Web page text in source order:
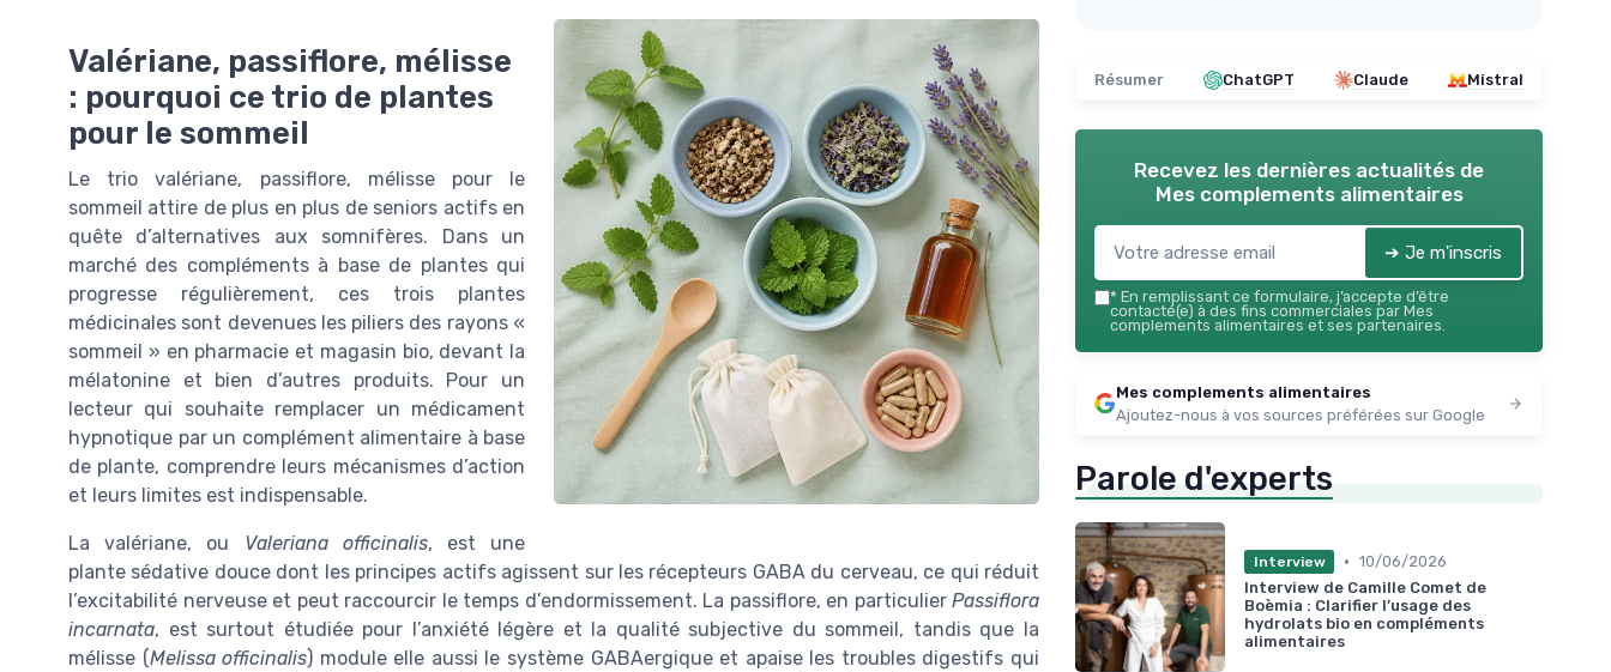
Valériane, passiflore, mélisse
: pourquoi ce trio de plantes
pour le sommeil
Le trio valériane, passiflore, mélisse pour le
sommeil attire de plus en plus de seniors actifs en
quête d’alternatives aux somnifères. Dans un
marché des compléments à base de plantes qui
progresse régulièrement, ces trois plantes
médicinales sont devenues les piliers des rayons «
sommeil » en pharmacie et magasin bio, devant la
mélatonine et bien d’autres produits. Pour un
lecteur qui souhaite remplacer un médicament
hypnotique par un complément alimentaire à base
de plante, comprendre leurs mécanismes d’action
et leurs limites est indispensable.
La valériane, ou Valeriana officinalis, est une
plante sédative douce dont les principes actifs agissent sur les récepteurs GABA du cerveau, ce qui réduit
l’excitabilité nerveuse et peut raccourcir le temps d’endormissement. La passiflore, en particulier Passiflora
incarnata, est surtout étudiée pour l’anxiété légère et la qualité subjective du sommeil, tandis que la
mélisse (Melissa officinalis) module elle aussi le système GABAergique et apaise les troubles digestifs qui
Résumer ChatGPT Claude Mistral
Recevez les dernières actualités de
Mes complements alimentaires
➔ Je m'inscris
* En remplissant ce formulaire, j’accepte d’être
contacté(e) à des fins commerciales par Mes
complements alimentaires et ses partenaires.
Mes complements alimentaires
Ajoutez-nous à vos sources préférées sur Google
Parole d'experts
Interview • 10/06/2026
Interview de Camille Comet de
Boèmia : Clarifier l’usage des
hydrolats bio en compléments
alimentaires